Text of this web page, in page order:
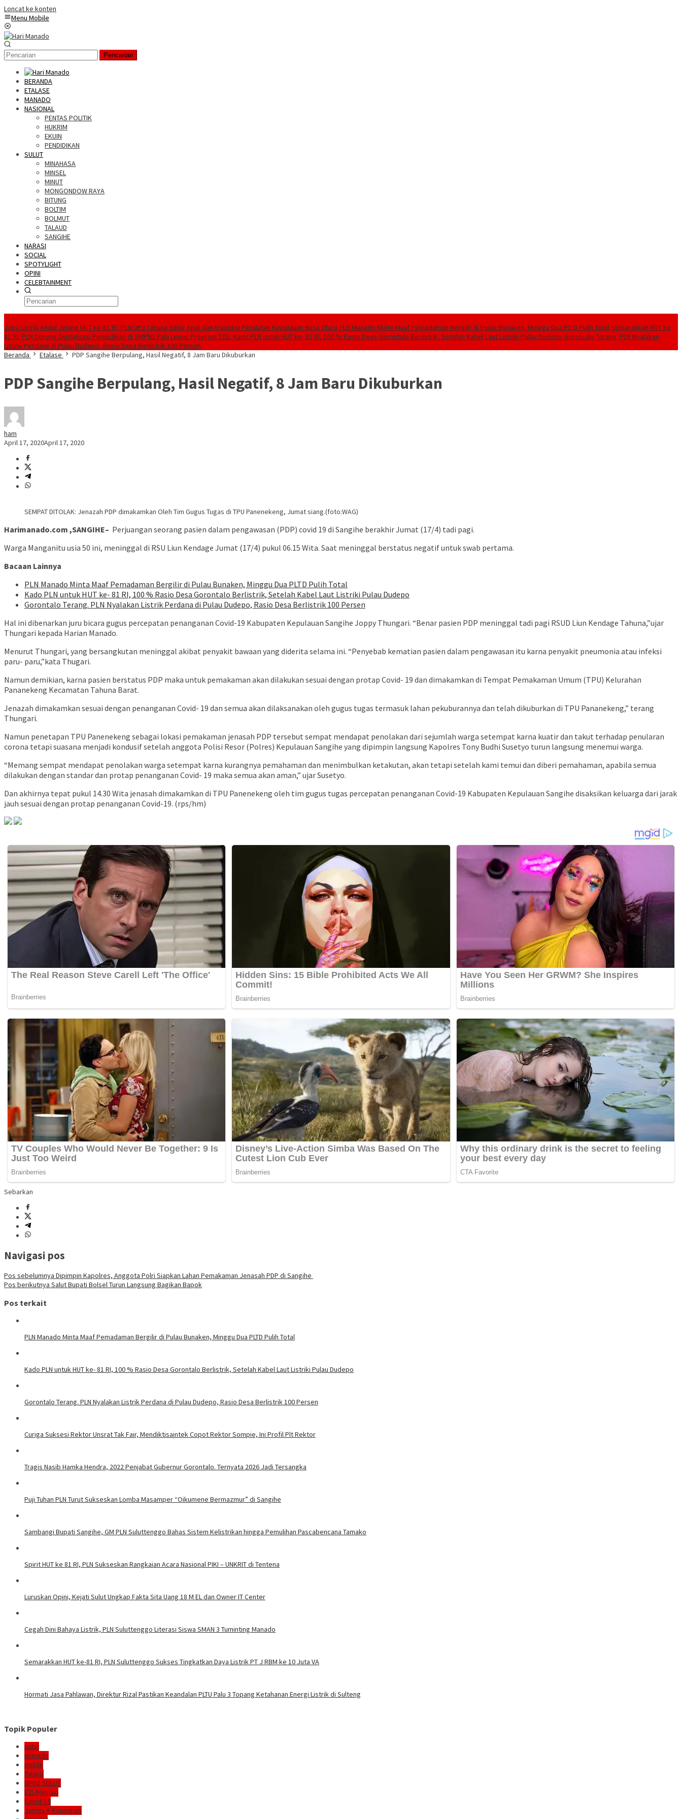
Loncat ke konten
Menu Mobile
Pencarian
BERANDA
ETALASE
MANADO
NASIONAL
PENTAS POLITIK
HUKRIM
EKUIN
PENDIDIKAN
SULUT
MINAHASA
MINSEL
MINUT
MONGONDOW RAYA
BITUNG
BOLTIM
BOLMUT
TALAUD
SANGIHE
NARASI
SOCIAL
SPOTYLIGHT
OPINI
CELEBTAINMENT
Jaga Listrik Andal Jelang HUT ke-81 RI, PLN UP3 Tahuna Gelar Apel dan Inspeksi Peralatan Kepulauan Nusa Utara PLN Manado Minta Maaf Pemadaman Bergilir di Pulau Bunaken, Minggu Dua PLTD Pulih TotalSemarakkan HUT ke
81 RI, PLN Dorong Digitalisasi Pendidikan di SMPN1 Palu Lewat Program TJSLKado PLN untuk HUT ke- 81 RI, 100 % Rasio Desa Gorontalo Berlistrik, Setelah Kabel Laut Listriki Pulau Dudepo Gorontalo Terang. PLN Nyalakan
Listrik Perdana di Pulau Dudepo, Rasio Desa Berlistrik 100 Persen
Beranda
Etalase PDP Sangihe Berpulang, Hasil Negatif, 8 Jam Baru Dikuburkan
PDP Sangihe Berpulang, Hasil Negatif, 8 Jam Baru Dikuburkan
ham
April 17, 2020April 17, 2020
SEMPAT DITOLAK: Jenazah PDP dimakamkan Oleh Tim Gugus Tugas di TPU Panenekeng, Jumat siang.(foto:WAG)
Harimanado.com ,SANGIHE– Perjuangan seorang pasien dalam pengawasan (PDP) covid 19 di Sangihe berakhir Jumat (17/4) tadi pagi.
Warga Manganitu usia 50 ini, meninggal di RSU Liun Kendage Jumat (17/4) pukul 06.15 Wita. Saat meninggal berstatus negatif untuk swab pertama.
Bacaan Lainnya
PLN Manado Minta Maaf Pemadaman Bergilir di Pulau Bunaken, Minggu Dua PLTD Pulih Total
Kado PLN untuk HUT ke- 81 RI, 100 % Rasio Desa Gorontalo Berlistrik, Setelah Kabel Laut Listriki Pulau Dudepo
Gorontalo Terang. PLN Nyalakan Listrik Perdana di Pulau Dudepo, Rasio Desa Berlistrik 100 Persen
Hal ini dibenarkan juru bicara gugus percepatan penanganan Covid-19 Kabupaten Kepulauan Sangihe Joppy Thungari. “Benar pasien PDP meninggal tadi pagi RSUD Liun Kendage Tahuna,”ujar
Thungari kepada Harian Manado.
Menurut Thungari, yang bersangkutan meninggal akibat penyakit bawaan yang diderita selama ini. “Penyebab kematian pasien dalam pengawasan itu karna penyakit pneumonia atau infeksi
paru- paru,”kata Thugari.
Namun demikian, karna pasien berstatus PDP maka untuk pemakaman akan dilakukan sesuai dengan protap Covid- 19 dan dimakamkan di Tempat Pemakaman Umum (TPU) Kelurahan
Pananekeng Kecamatan Tahuna Barat.
Jenazah dimakamkan sesuai dengan penanganan Covid- 19 dan semua akan dilaksanakan oleh gugus tugas termasuk lahan pekuburannya dan telah dikuburkan di TPU Pananekeng,” terang
Thungari.
Namun penetapan TPU Panenekeng sebagai lokasi pemakaman jenasah PDP tersebut sempat mendapat penolakan dari sejumlah warga setempat karna kuatir dan takut terhadap penularan
corona tetapi suasana menjadi kondusif setelah anggota Polisi Resor (Polres) Kepulauan Sangihe yang dipimpin langsung Kapolres Tony Budhi Susetyo turun langsung menemui warga.
“Memang sempat mendapat penolakan warga setempat karna kurangnya pemahaman dan menimbulkan ketakutan, akan tetapi setelah kami temui dan diberi pemahaman, apabila semua
dilakukan dengan standar dan protap penanganan Covid- 19 maka semua akan aman,” ujar Susetyo.
Dan akhirnya tepat pukul 14.30 Wita jenasah dimakamkan di TPU Panenekeng oleh tim gugus tugas percepatan penanganan Covid-19 Kabupaten Kepulauan Sangihe disaksikan keluarga dari jarak
jauh sesuai dengan protap penanganan Covid-19. (rps/hm)
Sebarkan
Navigasi pos
Pos sebelumnya Dipimpin Kapolres, Anggota Polri Siapkan Lahan Pemakaman Jenasah PDP di Sangihe
Pos berikutnya Salut Bupati Bolsel Turun Langsung Bagikan Bapok
Pos terkait
PLN Manado Minta Maaf Pemadaman Bergilir di Pulau Bunaken, Minggu Dua PLTD Pulih Total
Kado PLN untuk HUT ke- 81 RI, 100 % Rasio Desa Gorontalo Berlistrik, Setelah Kabel Laut Listriki Pulau Dudepo
Gorontalo Terang. PLN Nyalakan Listrik Perdana di Pulau Dudepo, Rasio Desa Berlistrik 100 Persen
Curiga Suksesi Rektor Unsrat Tak Fair, Mendiktisaintek Copot Rektor Sompie, Ini Profil Plt Rektor
Tragis Nasib Hamka Hendra, 2022 Penjabat Gubernur Gorontalo. Ternyata 2026 Jadi Tersangka
Puji Tuhan PLN Turut Sukseskan Lomba Masamper “Oikumene Bermazmur” di Sangihe
Sambangi Bupati Sangihe, GM PLN Suluttenggo Bahas Sistem Kelistrikan hingga Pemulihan Pascabencana Tamako
Spirit HUT ke 81 RI, PLN Sukseskan Rangkaian Acara Nasional PIKI – UNKRIT di Tentena
Luruskan Opini, Kejati Sulut Ungkap Fakta Sita Uang 18 M EL dan Owner IT Center
Cegah Dini Bahaya Listrik, PLN Suluttenggo Literasi Siswa SMAN 3 Tuminting Manado
Semarakkan HUT ke-81 RI, PLN Suluttenggo Sukses Tingkatkan Daya Listrik PT J RBM ke 10 Juta VA
Hormati Jasa Pahlawan, Direktur Rizal Pastikan Keandalan PLTU Palu 3 Topang Ketahanan Energi Listrik di Sulteng
Topik Populer
sulut
manado
politik
Talaud
DPRD SULUT
E2L-Mantap
Covid-19
James A Kojongian